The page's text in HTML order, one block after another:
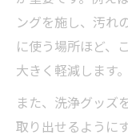
ングを施し、汚れ
に使う場所ほど、
大きく軽減します。
また、洗浄グッズ
取り出せるように